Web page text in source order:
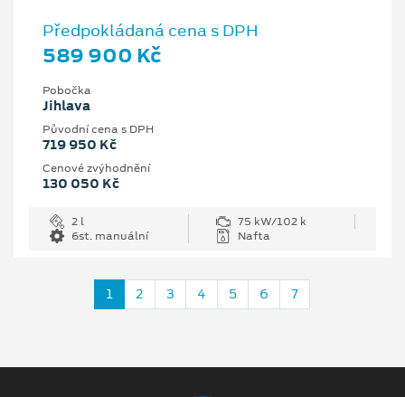
Předpokládaná cena s DPH
589 900 Kč
Pobočka
Jihlava
Původní cena s DPH
719 950 Kč
Cenové zvýhodnění
130 050 Kč
2 l
75 kW/102 k
6st. manuální
Nafta
1 2 3 4 5 6 7